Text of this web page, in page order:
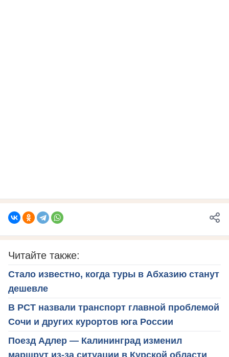
Читайте также:
Стало известно, когда туры в Абхазию станут
дешевле
В РСТ назвали транспорт главной проблемой
Сочи и других курортов юга России
Поезд Адлер — Калининград изменил